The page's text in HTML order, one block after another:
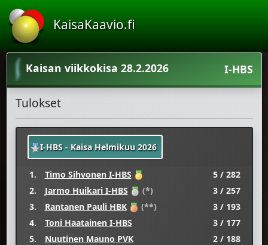
KaisaKaavio.fi
Kaisan viikkokisa 28.2.2026 I-HBS
Tulokset
I-HBS - Kaisa Helmikuu 2026
1. Timo Sihvonen I-HBS
5 / 282
2.
Jarmo Huikari I-HBS (*)
3 / 257
3.
Rantanen Pauli HBK (**)
3 / 193
4.
Toni Haatainen I-HBS
3 / 177
5.
Nuutinen Mauno PVK
2 / 188